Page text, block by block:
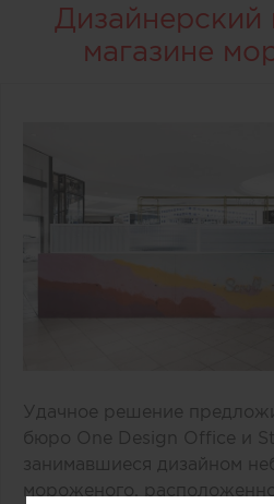
Дизайнерский
магазине
Удачное решение
бюро One Design Office и
занимавшиеся дизайном
мороженого,